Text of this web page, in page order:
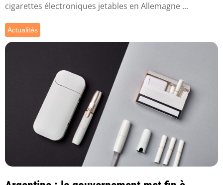
cigarettes électroniques jetables en Allemagne ...
Actualités